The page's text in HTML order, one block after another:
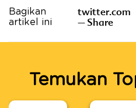
Bagikan
artikel ini
twitter.com
– Share
Temukan